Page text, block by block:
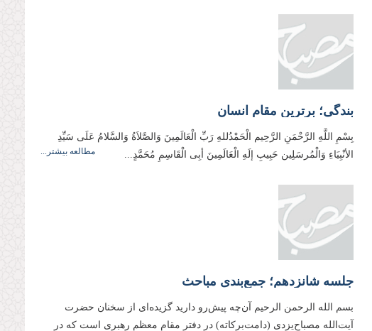
بندگی؛ برترین مقام انسان
بِسْمِ اللَّهِ الرَّحْمَنِ الرَّحِیم الْحَمْدُللهِ رَبِّ الْعَالَمِینَ وَالصَّلاَةُ وَالسَّلامُ عَلَی سَیِّدِ
الأنْبِیَاءِ وَالْمُرسَلِین حَبِیبِ إلَهِ الْعَالَمِینَ أبِی الْقَاسِمِ مُحَمَّدٍ...
مطالعه بیشتر...
جلسه شانزدهم؛ جمع‌بندی مباحث
بسم الله الرحمن الرحیم آن‌چه پیش‌رو دارید گزیده‌ای از سخنان حضرت
آیت‌الله مصباح‌یزدی (دامت‌بركاته) در دفتر مقام معظم رهبری است كه در